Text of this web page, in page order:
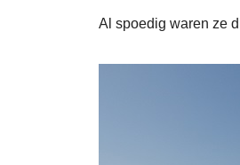
Al spoedig waren ze